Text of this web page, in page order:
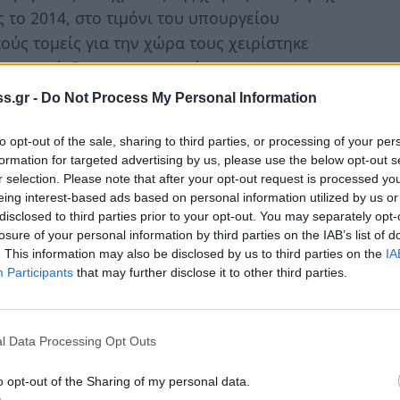
- Do Not Process My Personal Information
opt-out of the sale, sharing to third parties, or processing of your
for targeted advertising by us, please use the below opt-out
selection. Please note that after your opt-out request is processed
interest-based ads based on personal information utilized by us
to third parties prior to your opt-out. You may separately
of your personal information by third parties on the IAB’s list of
This information may also be disclosed by us to third parties on the
Participants that may further disclose it to other third parties.
Data Processing Opt Outs
opt-out of the Sharing of my personal data.
2014, στο τιμόνι του υπουργείου
τομείς για την χώρα τους χειρίστηκε
συναίσθηση της κρισιμότητας της
χρέους απέναντι στο έθνος.
την «εθνική μας μοναξιά» απέναντι
μπαρ στο Βρότσλαβ. Περισσότερο τώρα
ότι εάν ο ΥΠΟΙΚ της Γερμανίας εκείνες
για τον Ευ. Βενιζέλο απέναντι του, θα
που βρήκε, το σχέδιό του για
μετατροπή της ουσιαστικά σε μια μαύρη
ρητορικού, ανέξοδου
πρώην πρωθυπουργό, το πιο πιθανό
της Ελλάδας στην Ευρωζώνη, θα συζητούσε
της χώρας, άνευ στιβαρού, επί
μη αντιγράψιμου Ευ. Βενιζέλου, ο
διπλωματικό επεισόδιο αντί να